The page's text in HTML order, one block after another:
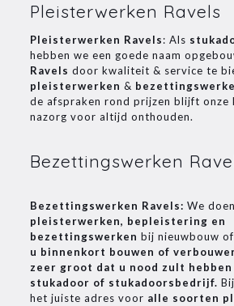
Pleisterwerken Ravels
Pleisterwerken Ravels: Als
hebben we een goede naam
Ravels door kwaliteit & service te
pleisterwerken &
de afspraken rond prijzen blijft onze
nazorg voor altijd onthouden.
Bezettingswerken
Bezettingswerken Ravels: We doen
pleisterwerken, bepleistering en
bezettingswerken bij nieuwbouw
u binnenkort bouwen of
zeer groot dat u nood zult hebben
stukadoor of stukadoorsbedrijf.
het juiste adres voor alle soorten